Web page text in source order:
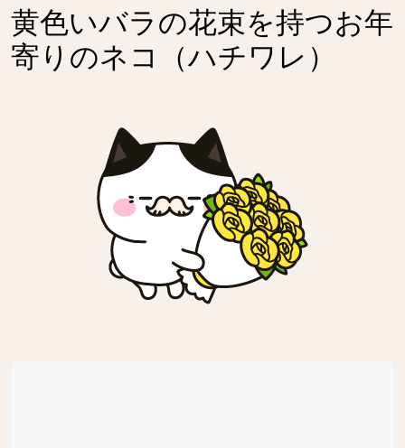
黄色いバラの花束を持つお年
寄りのネコ（ハチワレ）